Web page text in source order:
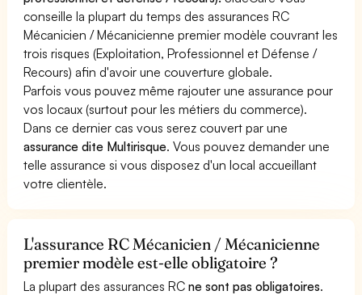
conseille la plupart du temps des assurances RC
Mécanicien / Mécanicienne premier modèle couvrant les
trois risques (Exploitation, Professionnel et Défense /
Recours) afin d'avoir une couverture globale.
Parfois vous pouvez même rajouter une assurance pour
vos locaux (surtout pour les métiers du commerce).
Dans ce dernier cas vous serez couvert par une
assurance dite Multirisque. Vous pouvez demander une
telle assurance si vous disposez d'un local accueillant
votre clientèle.
L'assurance RC Mécanicien / Mécanicienne
premier modèle est-elle obligatoire ?
La plupart des assurances RCne sont pas obligatoires.